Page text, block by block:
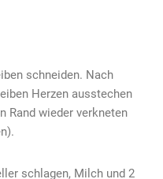
schneiden. Nach
Herzen ausstechen
Rand wieder verkneten
schlagen, Milch und 2